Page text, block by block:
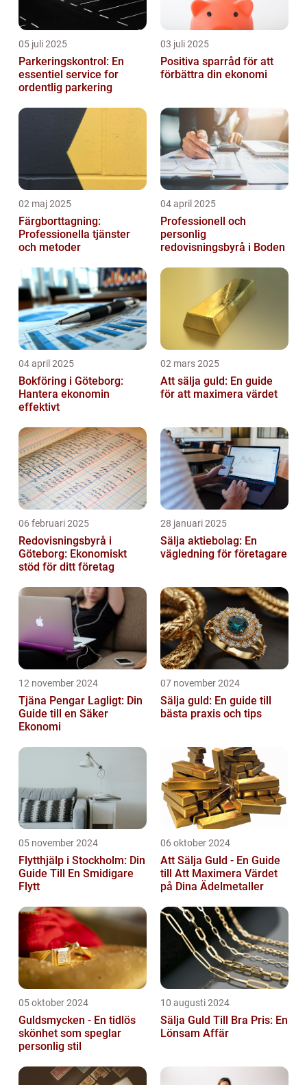
05 juli 2025
Parkeringskontrol: En
essentiel service for
ordentlig parkering
03 juli 2025
Positiva sparråd för att
förbättra din ekonomi
02 maj 2025
Färgborttagning:
Professionella tjänster
och metoder
04 april 2025
Professionell och
personlig
redovisningsbyrå i Boden
04 april 2025
Bokföring i Göteborg:
Hantera ekonomin
effektivt
02 mars 2025
Att sälja guld: En guide
för att maximera värdet
06 februari 2025
Redovisningsbyrå i
Göteborg: Ekonomiskt
stöd för ditt företag
28 januari 2025
Sälja aktiebolag: En
vägledning för företagare
12 november 2024
Tjäna Pengar Lagligt: Din
Guide till en Säker
Ekonomi
07 november 2024
Sälja guld: En guide till
bästa praxis och tips
05 november 2024
Flytthjälp i Stockholm: Din
Guide Till En Smidigare
Flytt
06 oktober 2024
Att Sälja Guld - En Guide
till Att Maximera Värdet
på Dina Ädelmetaller
05 oktober 2024
Guldsmycken - En tidlös
skönhet som speglar
personlig stil
10 augusti 2024
Sälja Guld Till Bra Pris: En
Lönsam Affär